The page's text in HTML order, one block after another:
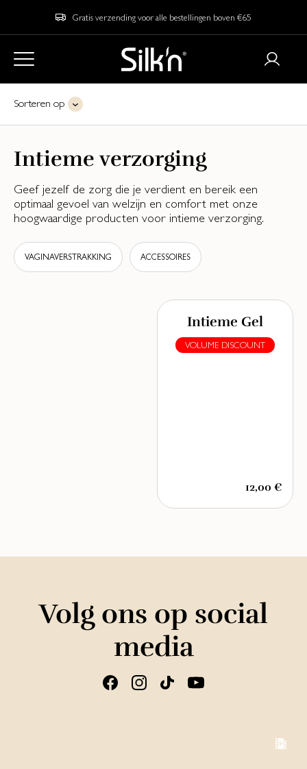
Gratis verzending voor alle bestellingen boven €65
Sorteren op
Intieme verzorging
Geef jezelf de zorg die je verdient en bereik een
optimaal gevoel van welzijn en comfort met onze
hoogwaardige producten voor intieme verzorging.
VAGINAVERSTRAKKING ACCESSOIRES
Intieme Gel
VOLUME DISCOUNT
12,00 €
Volg ons op social
media